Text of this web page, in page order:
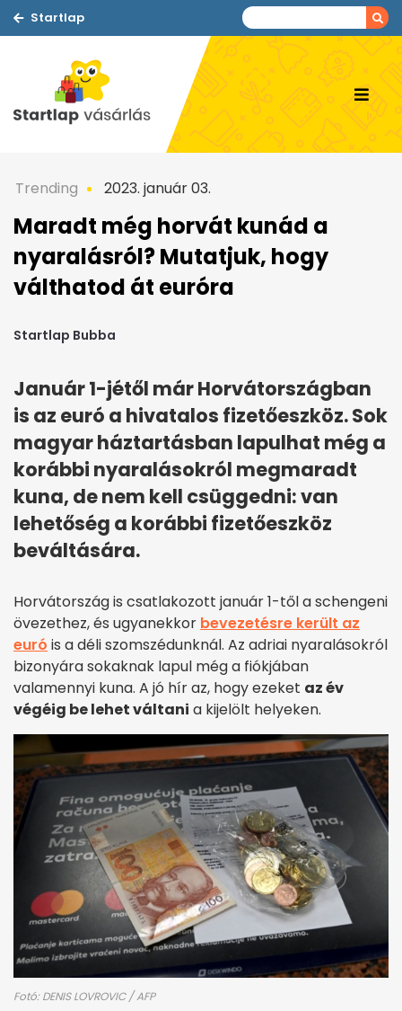
Startlap
Trending 2023. január 03.
Maradt még horvát kunád a
nyaralásról? Mutatjuk, hogy
válthatod át euróra
Startlap Bubba
Január 1-jétől már Horvátországban
is az euró a hivatalos fizetőeszköz. Sok
magyar háztartásban lapulhat még a
korábbi nyaralásokról megmaradt
kuna, de nem kell csüggedni: van
lehetőség a korábbi fizetőeszköz
beváltására.
Horvátország is csatlakozott január 1-től a schengeni
övezethez, és ugyanekkor bevezetésre került az
euró is a déli szomszédunknál. Az adriai nyaralásokról
bizonyára sokaknak lapul még a fiókjában
valamennyi kuna. A jó hír az, hogy ezeket az év
végéig be lehet váltani a kijelölt helyeken.
Fotó: DENIS LOVROVIC / AFP